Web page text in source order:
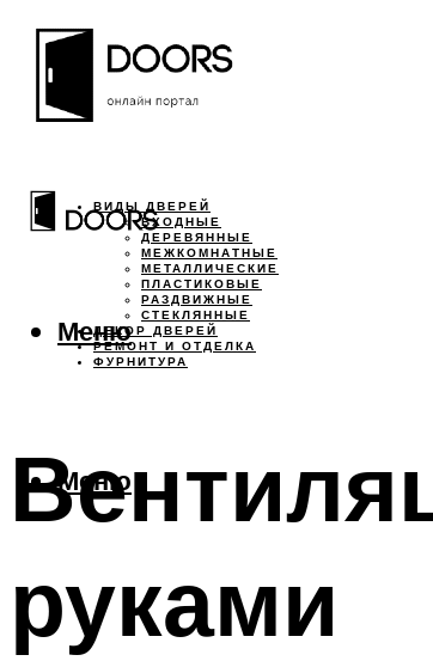
ВИДЫ ДВЕРЕЙ
ВХОДНЫЕ
ДЕРЕВЯННЫЕ
МЕЖКОМНАТНЫЕ
МЕТАЛЛИЧЕСКИЕ
ПЛАСТИКОВЫЕ
РАЗДВИЖНЫЕ
СТЕКЛЯННЫЕ
ДЕКОР ДВЕРЕЙ
РЕМОНТ И ОТДЕЛКА
ФУРНИТУРА
Меню
Меню
руками